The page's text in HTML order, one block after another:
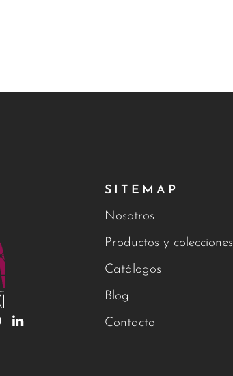
SITEMAP
Nosotros
Productos y colecciones
Catálogos
Blog
Contacto